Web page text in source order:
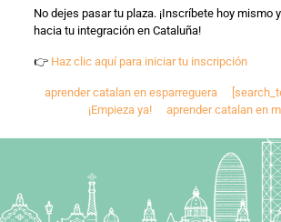
No dejes pasar tu plaza. ¡Inscríbete hoy mismo
hacia tu integración en Cataluña!
👉 Haz clic aquí para iniciar tu inscripción
aprender catalan en esparreguera
¡Empieza ya!
aprender catalan en